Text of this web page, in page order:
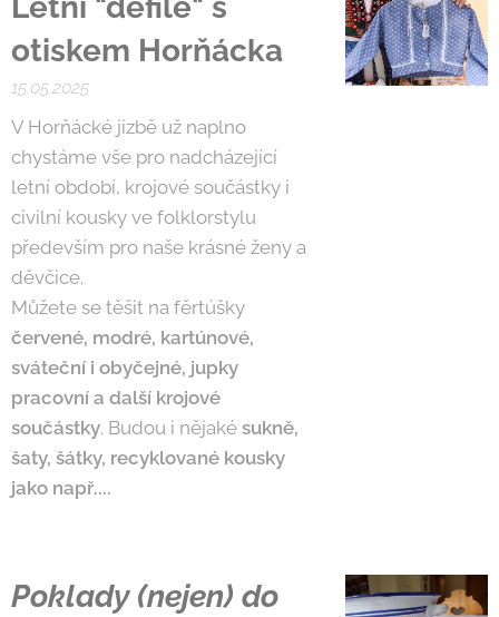
otiskem Horňácka
15.05.2025
V Horňácké jizbě už naplno
chystáme vše pro nadcházející
letní období, krojové součástky i
civilní kousky ve folklorstylu
především pro naše krásné ženy a
děvčice.
Můžete se těšit na fěrtúšky
červené, modré, kartúnové,
sváteční i obyčejné, jupky
pracovní a další krojové
součástky. Budou i nějaké sukně,
šaty, šátky, recyklované kousky
jako např....
Poklady (nejen) do